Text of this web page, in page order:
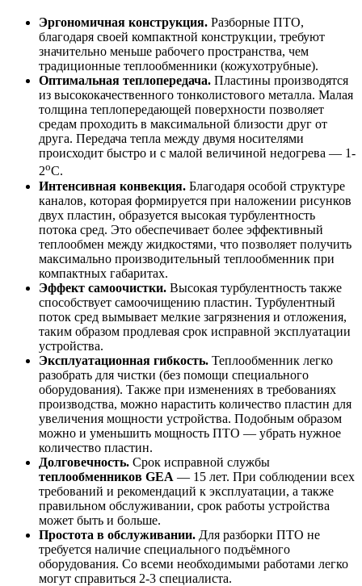
Эргономичная конструкция. Разборные ПТО,
благодаря своей компактной конструкции, требуют
значительно меньше рабочего пространства, чем
традиционные теплообменники (кожухотрубные).
Оптимальная теплопередача. Пластины производятся
из высококачественного тонколистового металла. Малая
толщина теплопередающей поверхности позволяет
средам проходить в максимальной близости друг от
друга. Передача тепла между двумя носителями
происходит быстро и с малой величиной недогрева — 1-
2оС.
Интенсивная конвекция. Благодаря особой структуре
каналов, которая формируется при наложении рисунков
двух пластин, образуется высокая турбулентность
потока сред. Это обеспечивает более эффективный
теплообмен между жидкостями, что позволяет получить
максимально производительный теплообменник при
компактных габаритах.
Эффект самоочистки. Высокая турбулентность также
способствует самоочищению пластин. Турбулентный
поток сред вымывает мелкие загрязнения и отложения,
таким образом продлевая срок исправной эксплуатации
устройства.
Эксплуатационная гибкость. Теплообменник легко
разобрать для чистки (без помощи специального
оборудования). Также при изменениях в требованиях
производства, можно нарастить количество пластин для
увеличения мощности устройства. Подобным образом
можно и уменьшить мощность ПТО — убрать нужное
количество пластин.
Долговечность. Срок исправной службы
теплообменников GEA — 15 лет. При соблюдении всех
требований и рекомендаций к эксплуатации, а также
правильном обслуживании, срок работы устройства
может быть и больше.
Простота в обслуживании. Для разборки ПТО не
требуется наличие специального подъёмного
оборудования. Со всеми необходимыми работами легко
могут справиться 2-3 специалиста.